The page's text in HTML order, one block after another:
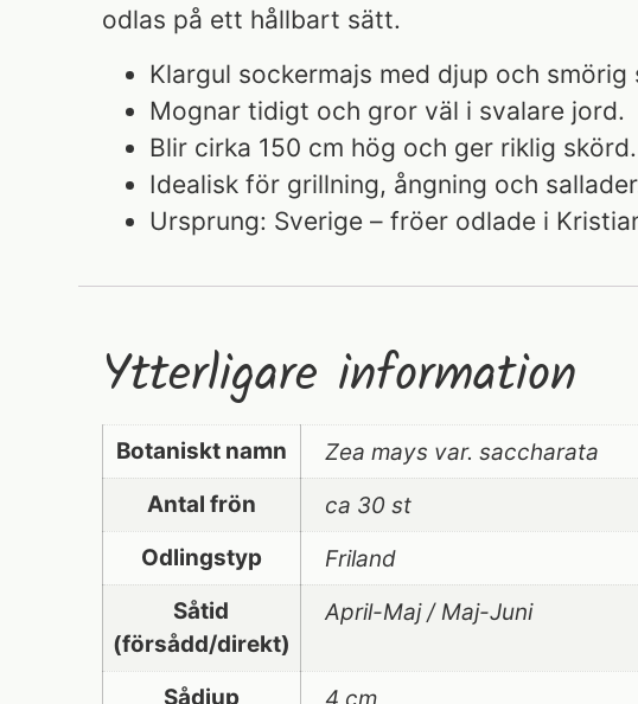
odlas på ett hållbart sätt.
Klargul sockermajs med djup och smörig
Mognar tidigt och gror väl i svalare jord.
Blir cirka 150 cm hög och ger riklig skörd.
Idealisk för grillning, ångning och
Ursprung: Sverige – fröer odlade i
Ytterligare information
Botaniskt namn
Zea mays var. saccharata
Antal frön
ca 30 st
Odlingstyp
Friland
Såtid
(försådd/direkt)
April-Maj / Maj-Juni
Sådjup
4 cm